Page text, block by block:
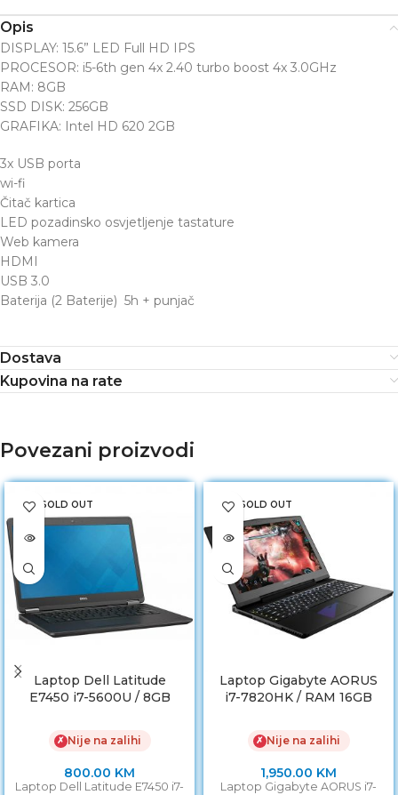
Opis
DISPLAY: 15.6” LED Full HD IPS
PROCESOR: i5-6th gen 4x 2.40 turbo boost 4x 3.0GHz
RAM: 8GB
SSD DISK: 256GB
GRAFIKA: Intel HD 620 2GB
3x USB porta
wi-fi
Čitač kartica
LED pozadinsko osvjetljenje tastature
Web kamera
HDMI
USB 3.0
Baterija (2 Baterije) 5h + punjač
Dostava
Kupovina na rate
Povezani proizvodi
SOLD OUT
Laptop Dell Latitude
E7450 i7-5600U / 8GB
✗ Nije na zalihi
800.00 KM
Laptop Dell Latitude E7450 i7-
SOLD OUT
Laptop Gigabyte AORUS
i7-7820HK / RAM 16GB
GTX 1070 8GB
✗ Nije na zalihi
1,950.00 KM
Laptop Gigabyte AORUS i7-